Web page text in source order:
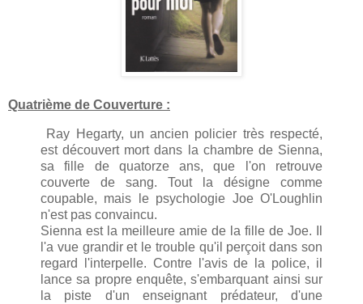
Quatrième de Couverture :
Ray Hegarty, un ancien policier très respecté,
est découvert mort dans la chambre de Sienna,
sa fille de quatorze ans, que l'on retrouve
couverte de sang. Tout la désigne comme
coupable, mais le psychologie Joe O'Loughlin
n'est pas convaincu.
Sienna est la meilleure amie de la fille de Joe. Il
l'a vue grandir et le trouble qu'il perçoit dans son
regard l'interpelle. Contre l'avis de la police, il
lance sa propre enquête, s'embarquant ainsi sur
la piste d'un enseignant prédateur, d'une